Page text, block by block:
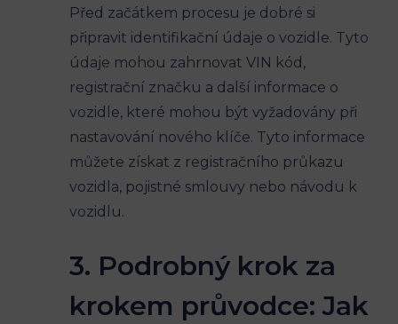
Před začátkem procesu je dobré si
připravit identifikační údaje o⁤ vozidle. Tyto‌
údaje mohou zahrnovat VIN ⁢kód,
registrační značku⁢ a ⁢další informace o
vozidle, které mohou ⁢být vyžadovány při
nastavování nového klíče.⁤ Tyto informace⁣
můžete získat z registračního průkazu
vozidla,​ pojistné smlouvy ⁣nebo návodu k
vozidlu.
3. Podrobný‌ krok za
krokem průvodce: Jak